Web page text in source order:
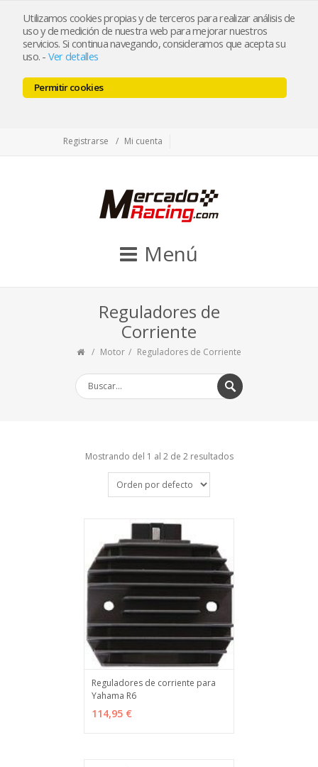
Utilizamos cookies propias y de terceros para realizar análisis de
uso y de medición de nuestra web para mejorar nuestros
servicios. Si continua navegando, consideramos que acepta su
uso. - Ver detalles
Permitir cookies
tienda@mercadoracing.com
Registrarse
Mi cuenta
Menú
Reguladores de
Corriente
Motor Reguladores de Corriente
Mostrando del 1 al 2 de 2 resultados
AÑADIR
Reguladores de corriente para
Yahama R6
114,95 €